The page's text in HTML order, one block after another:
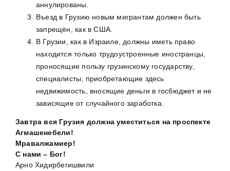
аннулированы.
Въезд в Грузию новым мигрантам должен быть
запрещён, как в США.
В Грузии, как в Израиле, должны иметь право
находится только трудоустроенные иностранцы,
проносящие пользу грузинскому государству,
специалисты, приобретающие здесь
недвижимость, вносящие деньги в госбюджет и не
зависящие от случайного заработка.
Завтра вся Грузия должна уместиться на проспекте
Агмашенебели!
Мравалжамиер!
С нами – Бог!
Арно Хидирбегишвили